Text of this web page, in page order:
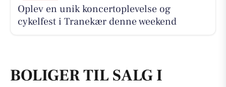
Oplev en unik koncertoplevelse og
cykelfest i Tranekær denne weekend
BOLIGER TIL SALG I